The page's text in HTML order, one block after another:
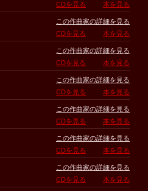
CDを見る
本を見る
この作曲家の詳細を見る
CDを見る
本を見る
この作曲家の詳細を見る
CDを見る
本を見る
この作曲家の詳細を見る
CDを見る
本を見る
この作曲家の詳細を見る
CDを見る
本を見る
この作曲家の詳細を見る
CDを見る
本を見る
この作曲家の詳細を見る
CDを見る
本を見る